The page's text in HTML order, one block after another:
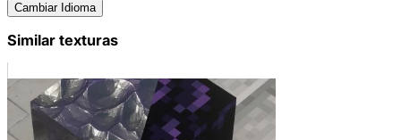
Cambiar Idioma
Similar texturas